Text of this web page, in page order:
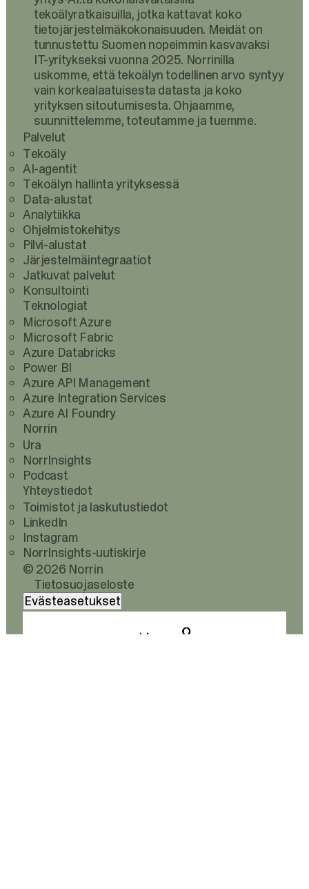
tekoälyratkaisuilla, jotka kattavat koko
tietojärjestelmäkokonaisuuden. Meidät on
tunnustettu Suomen nopeimmin kasvavaksi
IT-yritykseksi vuonna 2025. Norrinilla
uskomme, että tekoälyn todellinen arvo syntyy
vain korkealaatuisesta datasta ja koko
yrityksen sitoutumisesta. Ohjaamme,
suunnittelemme, toteutamme ja tuemme.
Palvelut
Tekoäly
AI-agentit
Tekoälyn hallinta yrityksessä
Data-alustat
Analytiikka
Ohjelmistokehitys
Pilvi-alustat
Järjestelmäintegraatiot
Jatkuvat palvelut
Konsultointi
Teknologiat
Microsoft Azure
Microsoft Fabric
Azure Databricks
Power BI
Azure API Management
Azure Integration Services
Azure AI Foundry
Norrin
Ura
NorrInsights
Podcast
Yhteystiedot
Toimistot ja laskutustiedot
LinkedIn
Instagram
NorrInsights-uutiskirje
© 2026 Norrin
Tietosuojaseloste
Evästeasetukset